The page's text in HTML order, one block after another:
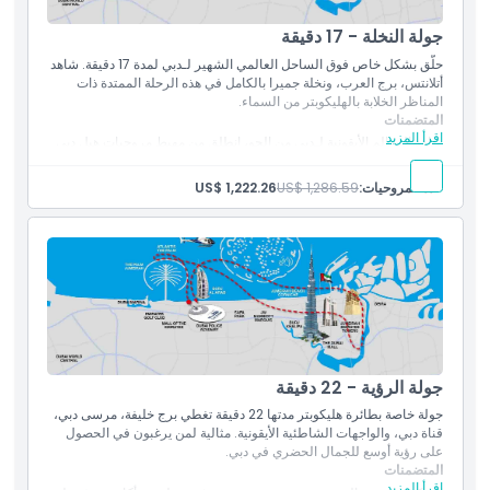
قناة دبي
جولة النخلة - 17 دقيقة
حلّق بشكل خاص فوق الساحل العالمي الشهير لـدبي لمدة 17 دقيقة. شاهد
أتلانتس، برج العرب، ونخلة جميرا بالكامل في هذه الرحلة الممتدة ذات
المناظر الخلابة بالهليكوبتر من السماء.
اقرأ المزيد
المتضمنات
شاهد المعالم الأيقونية لـدبي من الجو، انطلق من مهبط مروحيات هيل دبي
جميرا وشاهد الإطلالات المذهلة على نخلة جميرا، وبرج العرب، وجزر العالم.
ألقِ نظرة أقرب على بعض الهياكل الحاملة للأرقام القياسية — مثل أطول
مبنى برج خليفة وأعلى فندق، فندق جي دبليو ماريوت. ومع استمرار الجولة،
اندهش من المشاهد الخلابة للواجهة الساحلية لجميرا، وميناء راشد الشهير،
وتُبهَر بأكبر علم في دولة الإمارات.
جولة جوية مدتها 17 دقيقة
نخلة جميرا
برج خليفة
برج العرب
الشواطئ
قناة دبي المائية
الواجهة الساحلية لجميرا
ميناء راشد
عدد المروحيات:US$ 1,286.59
US$ 1,222.26
جولة الرؤية - 22 دقيقة
جولة خاصة بطائرة هليكوبتر مدتها 22 دقيقة تغطي برج خليفة، مرسى دبي،
قناة دبي، والواجهات الشاطئية الأيقونية. مثالية لمن يرغبون في الحصول
على رؤية أوسع للجمال الحضري في دبي.
المتضمنات